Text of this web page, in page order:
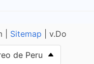
| Sitemap | v.Do
de Peru